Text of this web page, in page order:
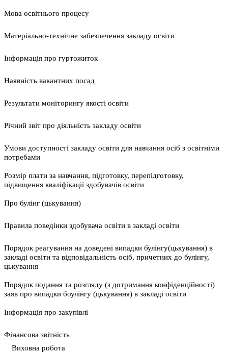
Мова освітнього процесу
Матеріально-технічне забезпечення закладу освіти
Інформація про гуртожиток
Наявність вакантних посад
Результати моніторингу якості освіти
Річний звіт про діяльність закладу освіти
Умови доступності закладу освіти для навчання осіб з освітніми
потребами
Розмір плати за навчання, підготовку, перепідготовку,
підвищення кваліфікації здобувачів освіти
Про булінг (цькування)
Правила поведінки здобувача освіти в закладі освіти
Порядок реагування на доведені випадки булінгу(цькування) в
закладі освіти та відповідальність осіб, причетних до булінгу,
цькування
Порядок подання та розгляду (з дотримання конфіденційності)
заяв про випадки боулінгу (цькування) в закладі освіти
Інформація про закупівлі
Фінансова звітність
Виховна робота